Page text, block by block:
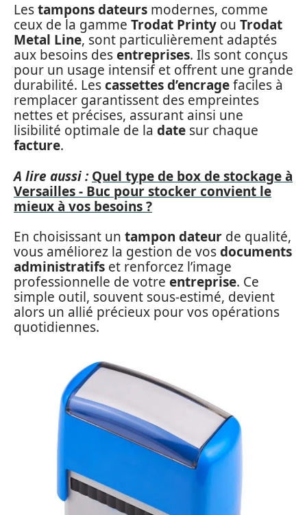
Lestampons dateurs modernes, comme
ceux de la gamme Trodat Printy ou Trodat
Metal Line, sont particulièrement adaptés
aux besoins desentreprises. Ils sont conçus
pour un usage intensif et offrent une grande
durabilité. Lescassettes d’encragefaciles à
remplacer garantissent des empreintes
nettes et précises, assurant ainsi une
lisibilité optimale de la date sur chaque
facture.
A lire aussi : Quel type de box de stockage à
Versailles - Buc pour stocker convient le
mieux à vos besoins ?
En choisissant un tampon dateur de qualité,
vous améliorez la gestion de vosdocuments
administratifs et renforcez l’image
professionnelle de votre entreprise. Ce
simple outil, souvent sous-estimé, devient
alors un allié précieux pour vos opérations
quotidiennes.